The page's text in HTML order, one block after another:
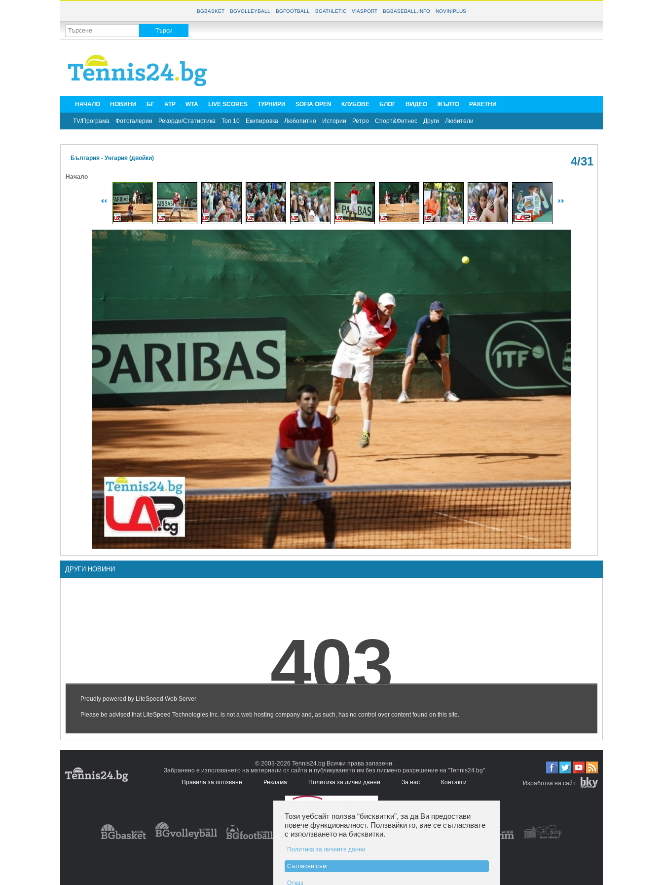
BGBASKET BGVOLLEYBALL BGFOOTBALL BGATHLETIC VIASPORT BGBASEBALL.INFO NOVINIPLUS
НАЧАЛО НОВИНИ БГ ATP WTA LIVE SCORES ТУРНИРИ SOFIA OPEN КЛУБОВЕ БЛОГ ВИДЕО ЖЪЛТО РАКЕТНИ
TV/Програма Фотогалерии Рекорди/Статистика Топ 10 Екипировка Любопитно Истории Ретро Спорт&Фитнес Други Любители
България - Унгария (двойки) 4/31
Начало
ДРУГИ НОВИНИ
© 2003-2026 Tennis24.bg Всички права запазени.
Забранено е използването на материали от сайта и публикуването им без писмено разрешение на "Tennis24.bg"
Правила за ползване
Реклама Политика за лични данни За нас Контакти Изработка на сайт
Този уебсайт ползва “бисквитки”, за да Ви предостави
повече функционалност. Ползвайки го, вие се съгласявате
с използването на бисквитки.
Политика за личните данни
Съгласен съм
Отказ